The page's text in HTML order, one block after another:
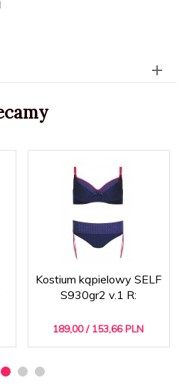
Kostium kąpielowy SELF
S930gr2 v.1 R:
189,00 / 153,66 PLN